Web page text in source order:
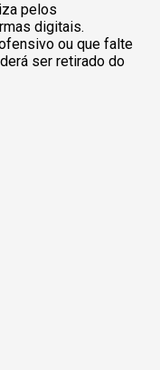
pelos
digitais.
ou que falte
ser retirado do